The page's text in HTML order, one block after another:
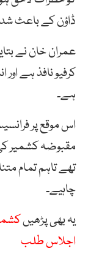
ڈاؤن کے باعث
کرفیو نافذ ہے
ہے۔
اس موقع پر
مقبوضہ کشمیر
تھے تاہم تمام
چاہیے۔
یہ بھی پڑھیں
اجلاس طلب